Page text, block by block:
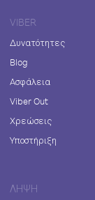
VIBER
Δυνατότητες
Blog
Ασφάλεια
Viber Out
Χρεώσεις
Υποστήριξη
ΛΉΨΗ